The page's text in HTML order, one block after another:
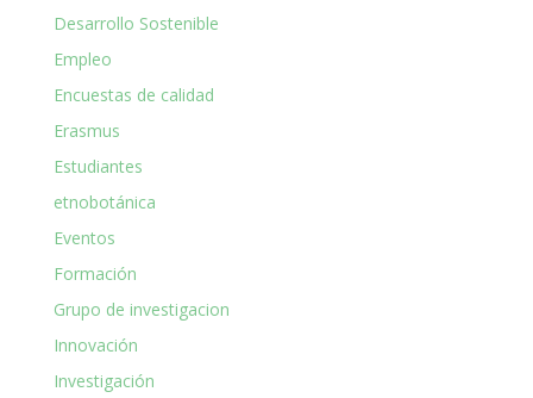
Desarrollo Sostenible
Empleo
Encuestas de calidad
Erasmus
Estudiantes
etnobotánica
Eventos
Formación
Grupo de investigacion
Innovación
Investigación